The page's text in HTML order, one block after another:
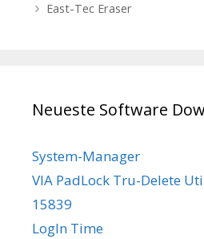
East-Tec Eraser
Neueste Software
System-Manager
VIA PadLock Tru-Delete
15839
LogIn Time